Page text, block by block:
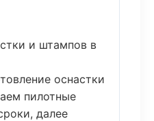
и штампов в
оснастки
пилотные
далее